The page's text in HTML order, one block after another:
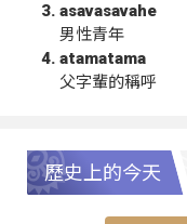
asavasavahe
男性青年
atamatama
父字輩的稱呼
歷史上的今天